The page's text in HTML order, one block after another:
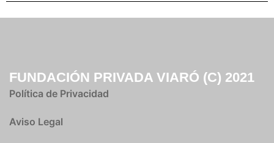
FUNDACIÓN PRIVADA VIARÓ (C) 2021
Política de Privacidad
Aviso Legal